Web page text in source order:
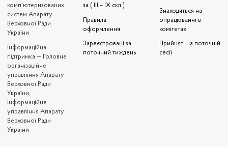
комп'ютеризованих
систем Апарату
Верховної Ради
України
Iнформаційна
підтримка — Головне
організаційне
управління Апарату
Верховної Ради
України,
Інформаційне
управління Апарату
Верховної Ради
України
за ( III – IX скл.)
Правила
оформлення
Зареєстровані за
поточний тиждень
Знаходяться на
опрацюванні в
комітетах
Прийняті на поточній
сесії